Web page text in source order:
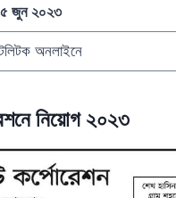
জুন ২০২৩
অনলাইনে
নিয়োগ ২০২৩